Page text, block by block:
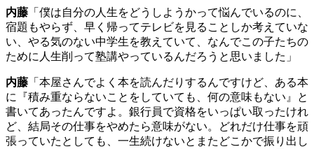
内藤 「僕は自分の人生をどうしようかって悩んでいるのに、
宿題もやらず、早く帰ってテレビを見ることしか考えていな
い、やる気のない中学生を教えていて、なんでこの子たちの
ために人生削って塾講やっているんだろうと思いました」
内藤 「本屋さんでよく本を読んだりするんですけど、ある本
に『積み重ならないことをしていても、何の意味もない』と
書いてあったんですよ。銀行員で資格をいっぱい取ったけれ
ど、結局その仕事をやめたら意味がない。どれだけ仕事を頑
張っていたとしても、一生続けないとまたどこかで振り出し